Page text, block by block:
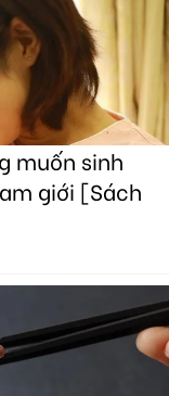
muốn sinh
giới [Sách